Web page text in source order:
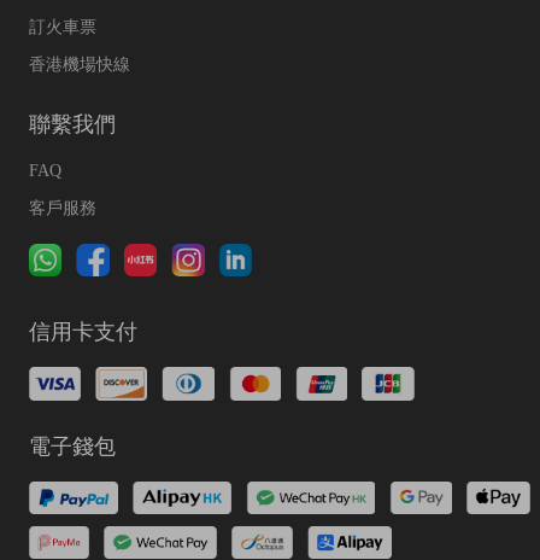
訂火車票
香港機場快線
聯繫我們
FAQ
客戶服務
信用卡支付
電子錢包